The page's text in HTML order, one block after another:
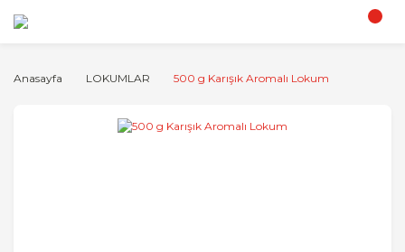
Anasayfa LOKUMLAR 500 g Karışık Aromalı Lokum